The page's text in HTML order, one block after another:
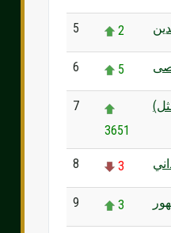
5 2
6 5
7
3651
8 3
9 3